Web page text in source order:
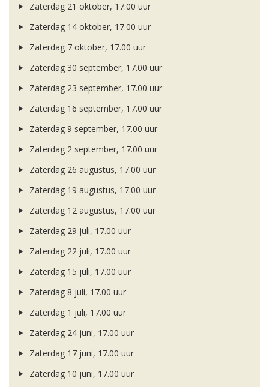
Zaterdag 21 oktober, 17.00 uur
Zaterdag 14 oktober, 17.00 uur
Zaterdag 7 oktober, 17.00 uur
Zaterdag 30 september, 17.00 uur
Zaterdag 23 september, 17.00 uur
Zaterdag 16 september, 17.00 uur
Zaterdag 9 september, 17.00 uur
Zaterdag 2 september, 17.00 uur
Zaterdag 26 augustus, 17.00 uur
Zaterdag 19 augustus, 17.00 uur
Zaterdag 12 augustus, 17.00 uur
Zaterdag 29 juli, 17.00 uur
Zaterdag 22 juli, 17.00 uur
Zaterdag 15 juli, 17.00 uur
Zaterdag 8 juli, 17.00 uur
Zaterdag 1 juli, 17.00 uur
Zaterdag 24 juni, 17.00 uur
Zaterdag 17 juni, 17.00 uur
Zaterdag 10 juni, 17.00 uur